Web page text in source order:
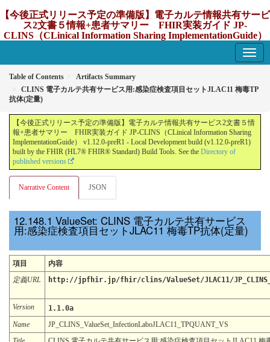
【今後正式リリース予定の準備版】電子カルテ情報共有サービ
ス2文書５情報+患者サマリー FHIR実装ガイド JP-
CLINS（CLinical Information Sharing ImplementationGuide）
Table of Contents
Artifacts Summary
CLINS 電子カルテ共有サービス用:感染症検査項目セットJLAC11 梅毒TP
抗体(定量)
【今後正式リリース予定の準備版】電子カルテ情報共有サービス2文書５情
報+患者サマリー FHIR実装ガイド JP-CLINS（CLinical Information Sharing
ImplementationGuide） v1.12.0-preR1 - Local Development build (v1.12.0-preR1)
built by the FHIR (HL7® FHIR® Standard) Build Tools. See the Directory of
published versions
Narrative Content JSON
ValueSet: CLINS 電子カルテ共有サービス
用:感染症検査項目セットJLAC11 梅毒TP抗体(定量)
項目
内容
定義URL
http://jpfhir.jp/fhir/clins/ValueSet/JLAC11/
Version
1.1.0a
Name
JP_CLINS_ValueSet_InfectionLaboJLAC11_TPQUANT_VS